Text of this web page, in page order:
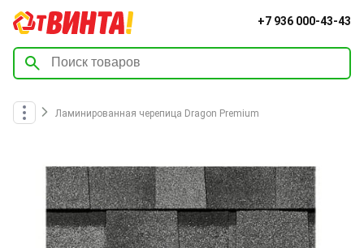
+7 936 000-43-43
Ламинированная черепица Dragon Premium